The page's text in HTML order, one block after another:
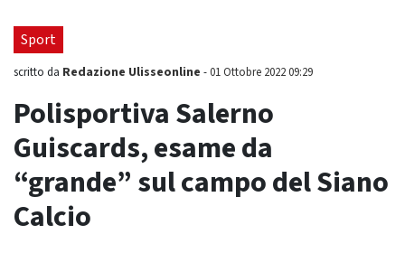
Sport
scritto da Redazione Ulisseonline -01 Ottobre 2022 09:29
Polisportiva Salerno
Guiscards, esame da
“grande” sul campo del Siano
Calcio